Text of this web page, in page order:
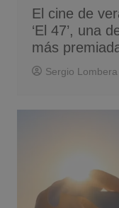
El cine de
‘El 47’, una
más
Sergio Lombera